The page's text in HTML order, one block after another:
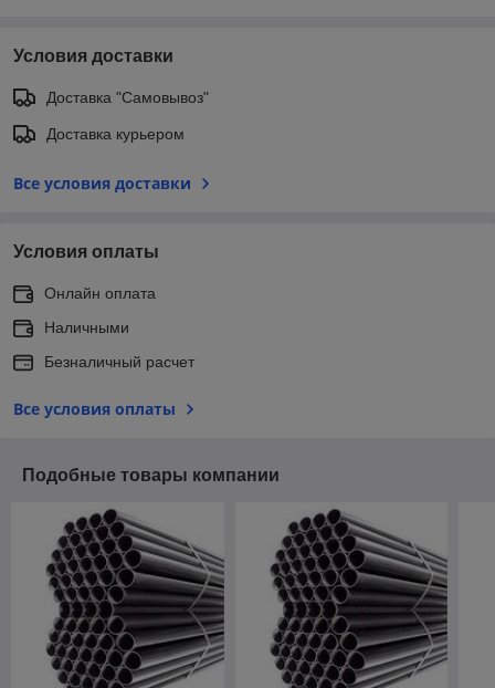
Условия доставки
Доставка "Самовывоз"
Доставка курьером
Все условия доставки
Условия оплаты
Онлайн оплата
Наличными
Безналичный расчет
Все условия оплаты
Подобные товары компании